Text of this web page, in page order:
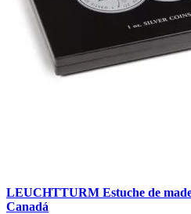
LEUCHTTURM Estuche de
Canadá